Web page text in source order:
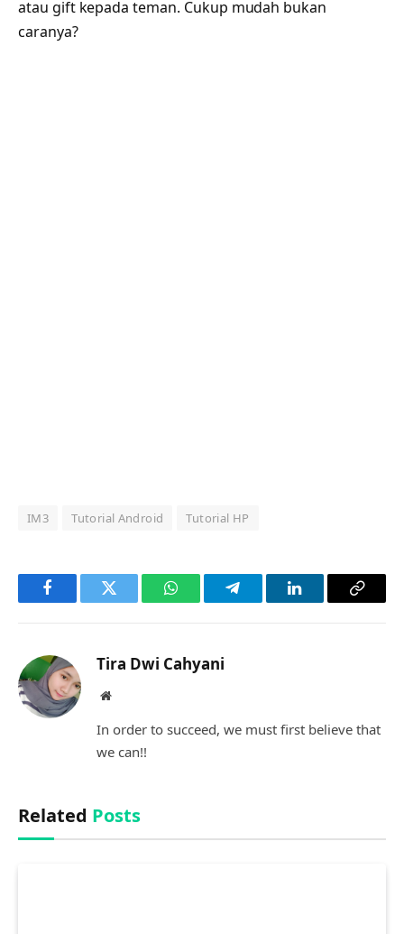
atau gift kepada teman. Cukup mudah bukan
caranya?
IM3 Tutorial Android Tutorial HP
FacebookTwitter WhatsAppTelegramLinkedInCopy
Tira Dwi Cahyani
Website
In order to succeed, we must first believe that
we can!!
Related Posts